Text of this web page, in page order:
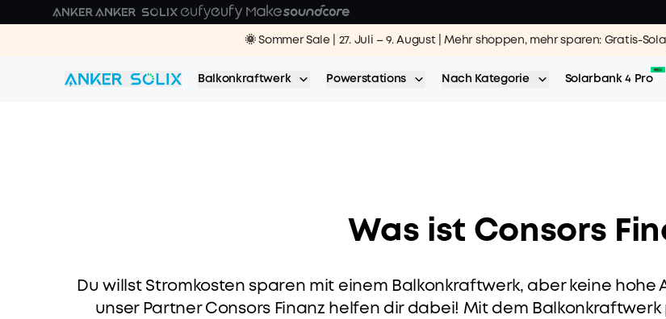
Skip to main content
NEU | Anker SOLIX Solarbank Max AC | Verbinden. Loslegen.
🔥 Sommer Highlights | 31. Juli – 23. August | Sommer, Sonne,
🌞 Sommer Sale | 27. Juli – 9. August | Mehr shoppen, mehr sparen: Gratis-
NEU｜ Anker SOLIX Solarbank 4 Pro | Spitzenleistung. Maximale
Balkonkraftwerk Powerstations Nach Kategorie Solarbank 4 Pro
Was ist Consors
Du willst Stromkosten sparen mit einem Balkonkraftwerk, aber keine hohe
unser Partner Consors Finanz helfen dir dabei! Mit dem